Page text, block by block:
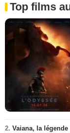
Top films
2. Vaiana, la